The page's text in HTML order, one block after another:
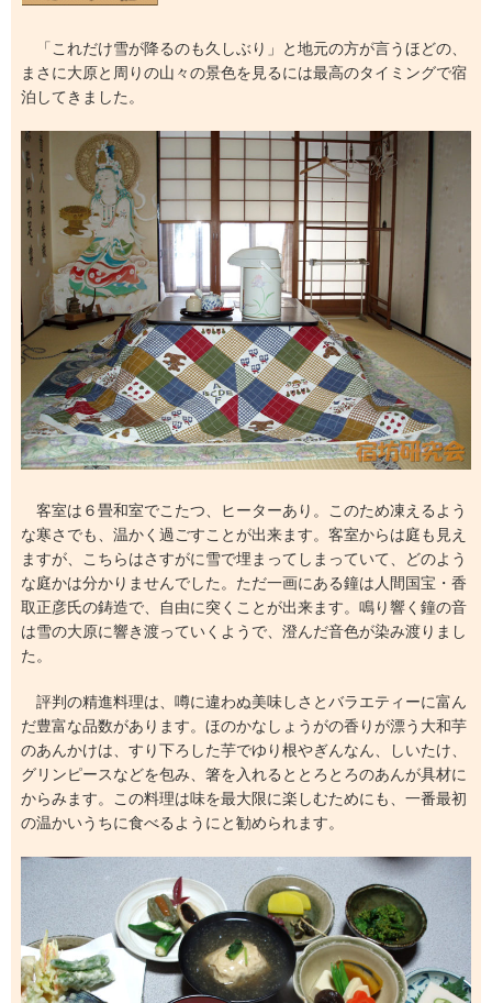
「これだけ雪が降るのも久しぶり」と地元の方が言うほどの、
まさに大原と周りの山々の景色を見るには最高のタイミングで宿
泊してきました。
客室は６畳和室でこたつ、ヒーターあり。このため凍えるよう
な寒さでも、温かく過ごすことが出来ます。客室からは庭も見え
ますが、こちらはさすがに雪で埋まってしまっていて、どのよう
な庭かは分かりませんでした。ただ一画にある鐘は人間国宝・香
取正彦氏の鋳造で、自由に突くことが出来ます。鳴り響く鐘の音
は雪の大原に響き渡っていくようで、澄んだ音色が染み渡りまし
た。
評判の精進料理は、噂に違わぬ美味しさとバラエティーに富ん
だ豊富な品数があります。ほのかなしょうがの香りが漂う大和芋
のあんかけは、すり下ろした芋でゆり根やぎんなん、しいたけ、
グリンピースなどを包み、箸を入れるととろとろのあんが具材に
からみます。この料理は味を最大限に楽しむためにも、一番最初
の温かいうちに食べるようにと勧められます。